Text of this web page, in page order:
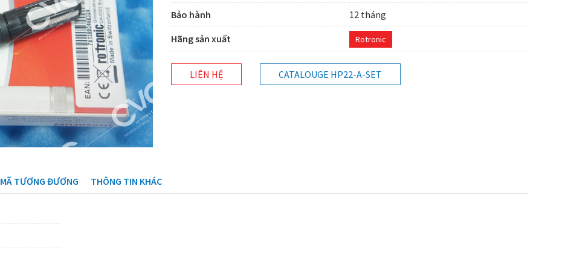
Bảo hành
12 tháng
Hãng sản xuất
Rotronic
LIÊN HỆ CATALOUGE HP22-A-SET
MÃ TƯƠNG ĐƯƠNG THÔNG TIN KHÁC